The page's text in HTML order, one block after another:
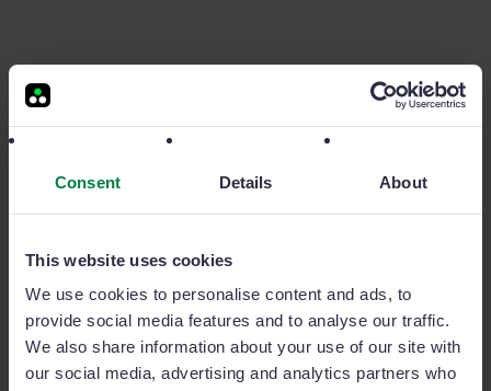
Consent Details About
This website uses cookies
We use cookies to personalise content and ads, to
provide social media features and to analyse our traffic.
We also share information about your use of our site with
our social media, advertising and analytics partners who
En base a las tablas anteriores he construido una
fomentar las estrategias de experiencia del cliente
tomando como referencia una partida de 10.000